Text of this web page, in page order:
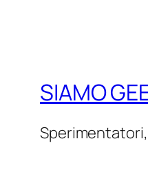
SIAMO